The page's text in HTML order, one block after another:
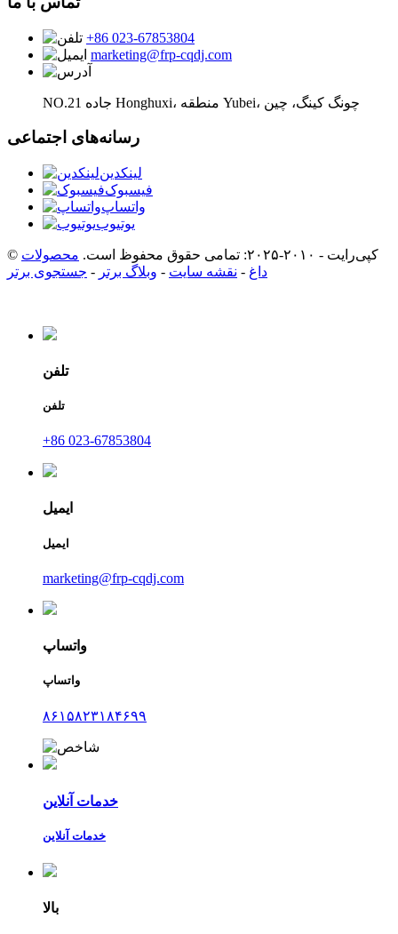
‎+86 023-67853804‎
marketing@frp-cqdj.com
NO.21 جاده Honghuxi، منطقه Yubei، چونگ کینگ، چین
رسانه‌های اجتماعی
لینکدین
فیسبوک
واتساپ
یوتیوب
© کپی‌رایت - ۲۰۱۰-۲۰۲۵: تمامی حقوق محفوظ است.
محصولات
داغ - نقشه سایت - وبلاگ برتر - جستجوی برتر
تلفن
تلفن
‎+86 023-67853804‎
ایمیل
ایمیل
marketing@frp-cqdj.com
واتساپ
واتساپ
۸۶۱۵۸۲۳۱۸۴۶۹۹
خدمات آنلاین
خدمات آنلاین
بالا